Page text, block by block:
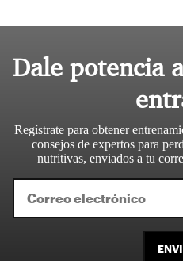
Dale potencia
Regístrate para obtener
consejos de expertos para
nutritivas, enviados a tu